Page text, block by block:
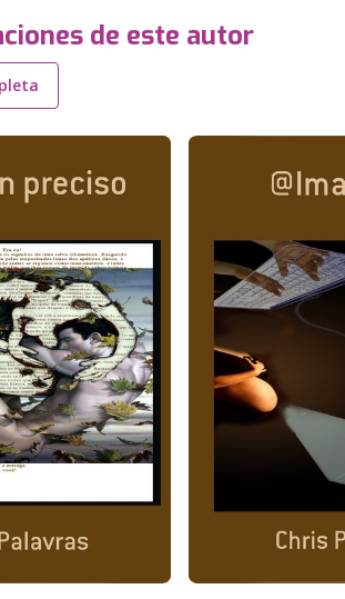
de este autor